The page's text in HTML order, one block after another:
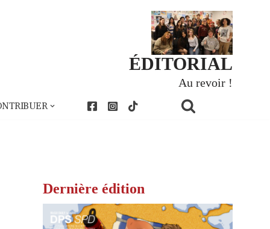
ÉDITORIAL
Au revoir !
Dernière édition